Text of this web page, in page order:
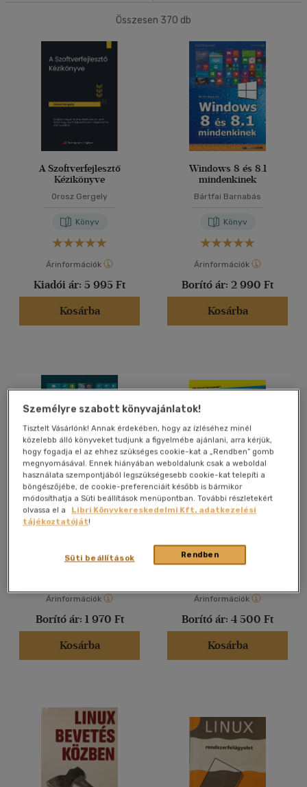
Ár szerint
500 Ft alatt
4500 Ft felett(65)
Korosztály szerint
Ifjúsági(3)
mind
(1)
Felnőtt
Magyar(88)
(24)
(2)
(2)
(3)
(2)
(337)
Alkalmaz
Összesen 370 db
A Szoftverfejlesztő
Kézikönyve
Orosz Gergely
Könyv
Árinformációk
Kiadói ár: 5 995 Ft
Kosárba
Windows 8 és 8.1
mindenkinek
Bártfai Barnabás
Könyv
Árinformációk
Borító ár: 2 990 Ft
Kosárba
Windows 8 zsebkönyv
Könyv
Árinformációk
Borító ár: 1 970 Ft
Kosárba
Windows 8
Árinformációk
Borító ár: 4 500 Ft
Kosárba
Személyre szabott könyvajánlatok!
Tisztelt Vásárlónk! Annak érdekében, hogy az ízléséhez minél
közelebb álló könyveket tudjunk a figyelmébe ajánlani, arra kérjük,
hogy fogadja el az ehhez szükséges cookie-kat a „Rendben” gomb
megnyomásával. Ennek hiányában weboldalunk csak a weboldal
használata szempontjából legszükségesebb cookie-kat telepíti a
böngészőjébe, de cookie-preferenciáit később is bármikor
módosíthatja a Süti beállítások menüpontban. További részletekért
olvassa el a
Libri Könyvkereskedelmi Kft. adatkezelési
tájékoztatóját!
Rendben
Süti beállítások